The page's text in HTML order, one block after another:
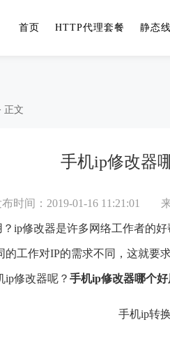
首页 HTTP代理套餐 静态
正文
手机ip修改器
时间：2019-01-16 11:21:01
ip修改器是许多网络工作者的
的工作对IP的需求不同，这就要
ip修改器呢？ 手机ip修改器哪个